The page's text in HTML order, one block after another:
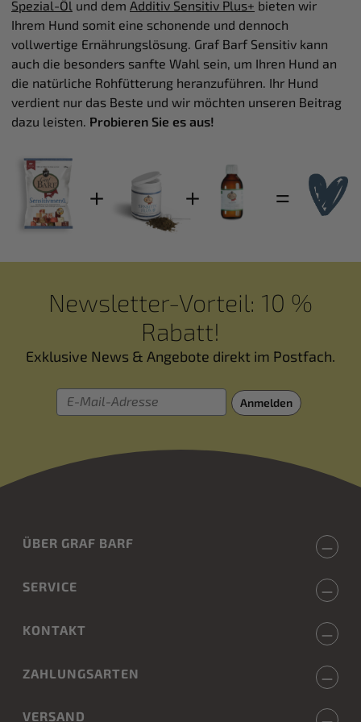
Spezial-Öl und dem Additiv Sensitiv Plus+ bieten wir
Ihrem Hund somit eine schonende und dennoch
vollwertige Ernährungslösung. Graf Barf Sensitiv kann
auch die besonders sanfte Wahl sein, um Ihren Hund an
die natürliche Rohfütterung heranzuführen. Ihr Hund
verdient nur das Beste und wir möchten unseren Beitrag
dazu leisten. Probieren Sie es aus!
Newsletter-Vorteil: 10 %
Rabatt!
Exklusive News & Angebote direkt im Postfach.
E-Mail-Adresse
Anmelden
ÜBER GRAF BARF
SERVICE
KONTAKT
ZAHLUNGSARTEN
VERSAND